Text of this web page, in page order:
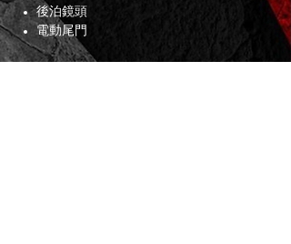
後泊鏡頭
電動尾門